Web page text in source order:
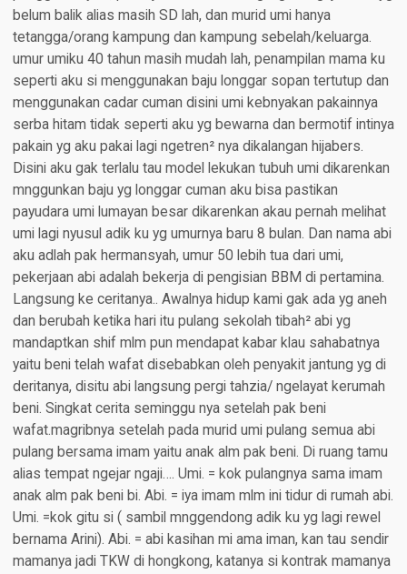
belum balik alias masih SD lah, dan murid umi hanya
tetangga/orang kampung dan kampung sebelah/keluarga.
umur umiku 40 tahun masih mudah lah, penampilan mama ku
seperti aku si menggunakan baju longgar sopan tertutup dan
menggunakan cadar cuman disini umi kebnyakan pakainnya
serba hitam tidak seperti aku yg bewarna dan bermotif intinya
pakain yg aku pakai lagi ngetren² nya dikalangan hijabers.
Disini aku gak terlalu tau model lekukan tubuh umi dikarenkan
mnggunkan baju yg longgar cuman aku bisa pastikan
payudara umi lumayan besar dikarenkan akau pernah melihat
umi lagi nyusul adik ku yg umurnya baru 8 bulan. Dan nama abi
aku adlah pak hermansyah, umur 50 lebih tua dari umi,
pekerjaan abi adalah bekerja di pengisian BBM di pertamina.
Langsung ke ceritanya.. Awalnya hidup kami gak ada yg aneh
dan berubah ketika hari itu pulang sekolah tibah² abi yg
mandaptkan shif mlm pun mendapat kabar klau sahabatnya
yaitu beni telah wafat disebabkan oleh penyakit jantung yg di
deritanya, disitu abi langsung pergi tahzia/ ngelayat kerumah
beni. Singkat cerita seminggu nya setelah pak beni
wafat.magribnya setelah pada murid umi pulang semua abi
pulang bersama imam yaitu anak alm pak beni. Di ruang tamu
alias tempat ngejar ngaji…. Umi. = kok pulangnya sama imam
anak alm pak beni bi. Abi. = iya imam mlm ini tidur di rumah abi.
Umi. =kok gitu si ( sambil mnggendong adik ku yg lagi rewel
bernama Arini). Abi. = abi kasihan mi ama iman, kan tau sendir
mamanya jadi TKW di hongkong, katanya si kontrak mamanya